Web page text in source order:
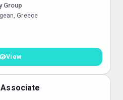
Group
Greece
View